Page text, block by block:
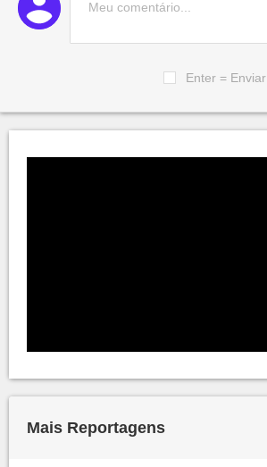
Enter = Enviar
Mais Reportagens